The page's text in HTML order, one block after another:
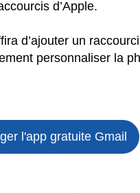
d’Apple.
d’ajouter un
personnaliser la
l'app gratuite Gmail